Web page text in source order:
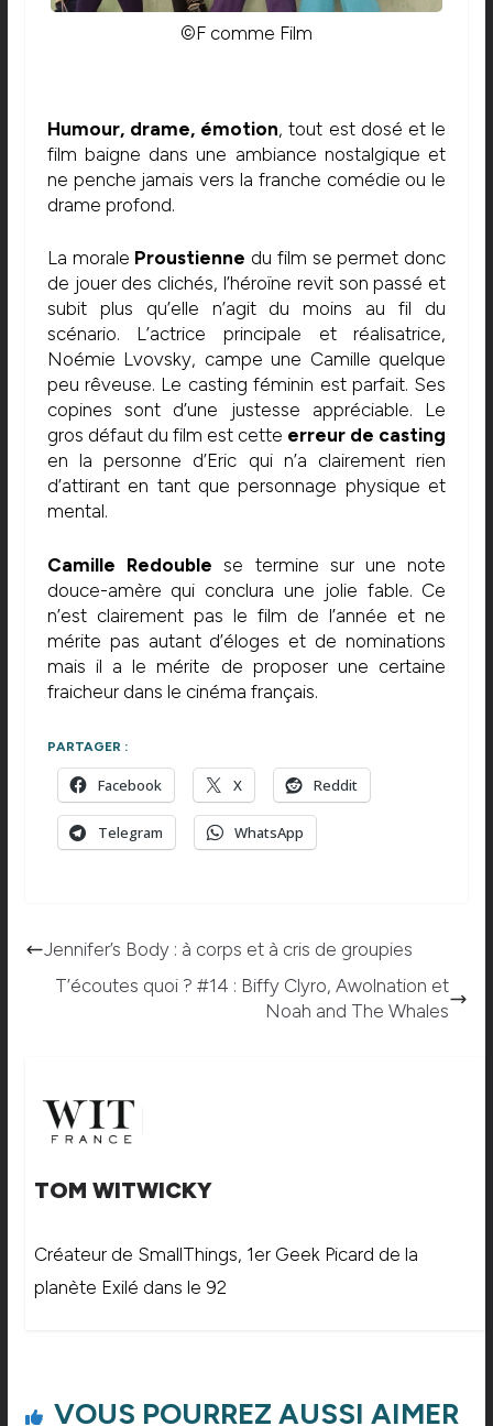
©F comme Film
Humour, drame, émotion, tout est dosé et le
film baigne dans une ambiance nostalgique et
ne penche jamais vers la franche comédie ou le
drame profond.
La morale Proustienne du film se permet donc
de jouer des clichés, l’héroïne revit son passé et
subit plus qu’elle n’agit du moins au fil du
scénario. L’actrice principale et réalisatrice,
Noémie Lvovsky, campe une Camille quelque
peu rêveuse. Le casting féminin est parfait. Ses
copines sont d’une justesse appréciable. Le
gros défaut du film est cette erreur de casting
en la personne d’Eric qui n’a clairement rien
d’attirant en tant que personnage physique et
mental.
Camille Redouble se termine sur une note
douce-amère qui conclura une jolie fable. Ce
n’est clairement pas le film de l’année et ne
mérite pas autant d’éloges et de nominations
mais il a le mérite de proposer une certaine
fraicheur dans le cinéma français.
PARTAGER :
Facebook X Reddit
Telegram WhatsApp
Jennifer’s Body : à corps et à cris de groupies
T’écoutes quoi ? #14 : Biffy Clyro, Awolnation et
Noah and The Whales
TOM WITWICKY
Créateur de SmallThings, 1er Geek Picard de la
planète Exilé dans le 92
VOUS POURREZ AUSSI AIMER